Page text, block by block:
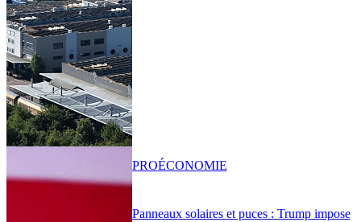
Panneaux solaires et puces : Trump impose
PROÉCONOMIE